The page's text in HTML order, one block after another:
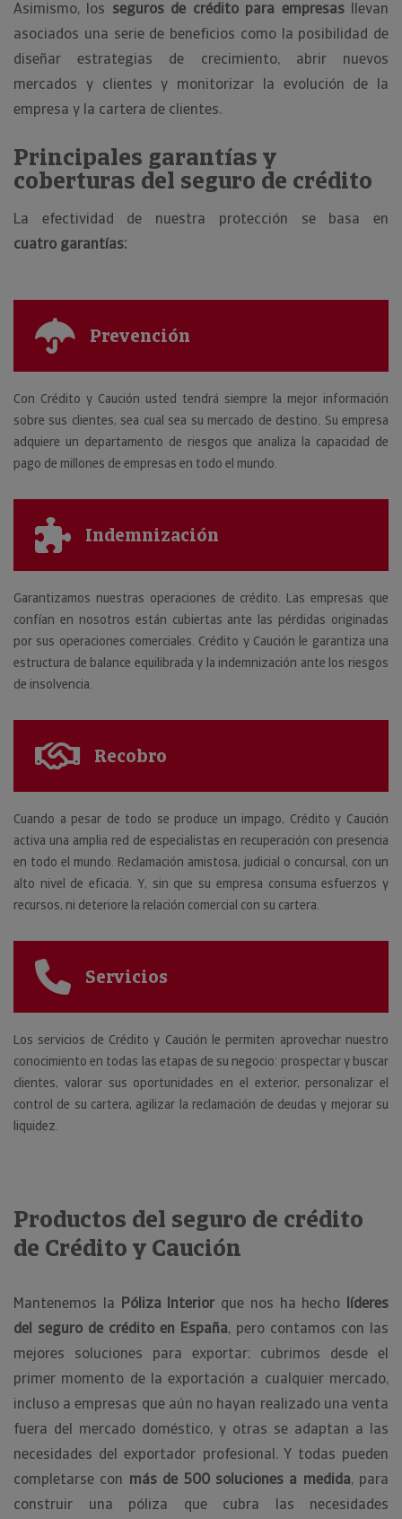
Asimismo, los seguros de crédito para empresasllevan
asociados una serie de beneficios como la posibilidad de
diseñar estrategias de crecimiento, abrir nuevos
mercados y clientes y monitorizar la evolución de la
empresa y la cartera de clientes.
Principales garantías y
coberturas del seguro de crédito
La efectividad de nuestra protección se basa en
cuatro garantías:
Prevención
Con Crédito y Caución usted tendrá siempre la mejor información
sobre sus clientes, sea cual sea su mercado de destino. Su empresa
adquiere un departamento de riesgos que analiza la capacidad de
pago de millones de empresas en todo el mundo.
Indemnización
Garantizamos nuestras operaciones de crédito. Las empresas que
confían en nosotros están cubiertas ante las pérdidas originadas
por sus operaciones comerciales. Crédito y Caución le garantiza una
estructura de balance equilibrada y la indemnización ante los riesgos
de insolvencia.
Recobro
Cuando a pesar de todo se produce un impago, Crédito y Caución
activa una amplia red de especialistas en recuperación con presencia
en todo el mundo. Reclamación amistosa, judicial o concursal, con un
alto nivel de eficacia. Y, sin que su empresa consuma esfuerzos y
recursos, ni deteriore la relación comercial con su cartera.
Servicios
Los servicios de Crédito y Caución le permiten aprovechar nuestro
conocimiento en todas las etapas de su negocio: prospectar y buscar
clientes, valorar sus oportunidades en el exterior, personalizar el
control de su cartera, agilizar la reclamación de deudas y mejorar su
liquidez.
Productos del seguro de crédito
de Crédito y Caución
Mantenemos la Póliza Interior que nos ha hecho líderes
del seguro de crédito en España, pero contamos con las
mejores soluciones para exportar: cubrimos desde el
primer momento de la exportación a cualquier mercado,
incluso a empresas que aún no hayan realizado una venta
fuera del mercado doméstico, y otras se adaptan a las
necesidades del exportador profesional. Y todas pueden
completarse con más de 500 soluciones a medida, para
construir una póliza que cubra las necesidades